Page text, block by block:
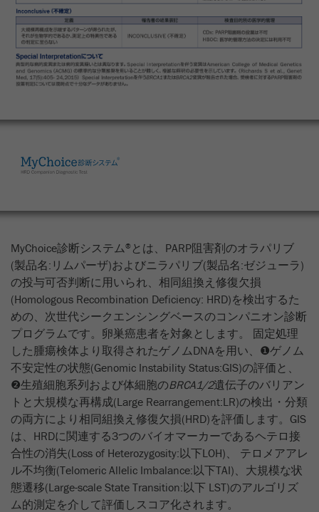
MyChoice診断システム®︎ とは、PARP阻害剤のオラパリブ
(製品名:リムパーザ)およびニラパリブ(製品名:ゼジューラ)
の投与可否判断に用いられ、相同組換え修復欠損
(Homologous Recombination Deficiency: HRD)を検出するた
めの、次世代シークエンシングベースのコンパニオン診断
プログラムです。卵巣癌患者を対象とします。 固定処理
した腫瘍検体より取得されたゲノムDNAを用い、❶ゲノム
不安定性の状態(Genomic Instability Status:GIS)の評価と、
❷生殖細胞系列および体細胞のBRCA1/2遺伝子のバリアン
トと大規模な再構成(Large Rearrangement:LR)の検出・分類
の両方により相同組換え修復欠損(HRD)を評価します。GIS
は、HRDに関連する3つのバイオマーカーであるヘテロ接
合性の消失(Loss of Heterozygosity:以下LOH)、 テロメアアレ
ル不均衡(Telomeric Allelic Imbalance:以下TAI)、大規模な状
態遷移(Large-scale State Transition:以下 LST)のアルゴリズ
ム的測定を介して評価しスコア化されます。